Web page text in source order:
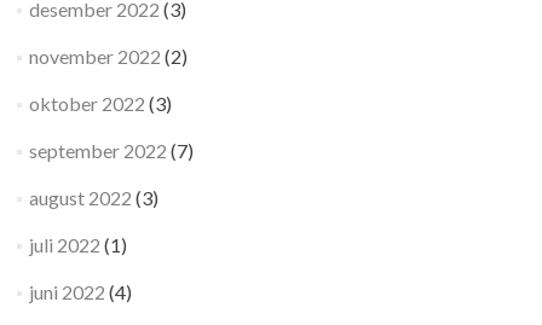
desember 2022 (3)
november 2022 (2)
oktober 2022 (3)
september 2022 (7)
august 2022 (3)
juli 2022 (1)
juni 2022 (4)